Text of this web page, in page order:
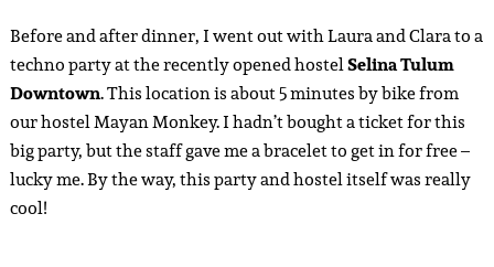
Before and after dinner, I went out with Laura and Clara to a
techno party at the recently opened hostelSelina Tulum
Downtown. This location is about 5 minutes by bike from
our hostel Mayan Monkey. I hadn’t bought a ticket for this
big party, but the staff gave me a bracelet to get in for free –
lucky me. By the way, this party and hostel itself was really
cool!